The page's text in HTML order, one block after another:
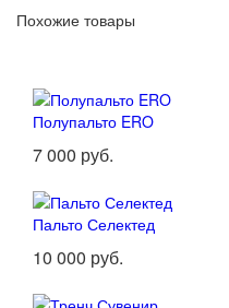
Похожие товары
Полупальто ERO
7 000 руб.
Пальто Селектед
10 000 руб.